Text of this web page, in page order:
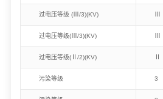
过电压等级 (Ⅲ/3)(KV)
过电压等级(Ⅲ/3)(KV)
过电压等级(Ⅱ/2)(KV)
污染等级 3